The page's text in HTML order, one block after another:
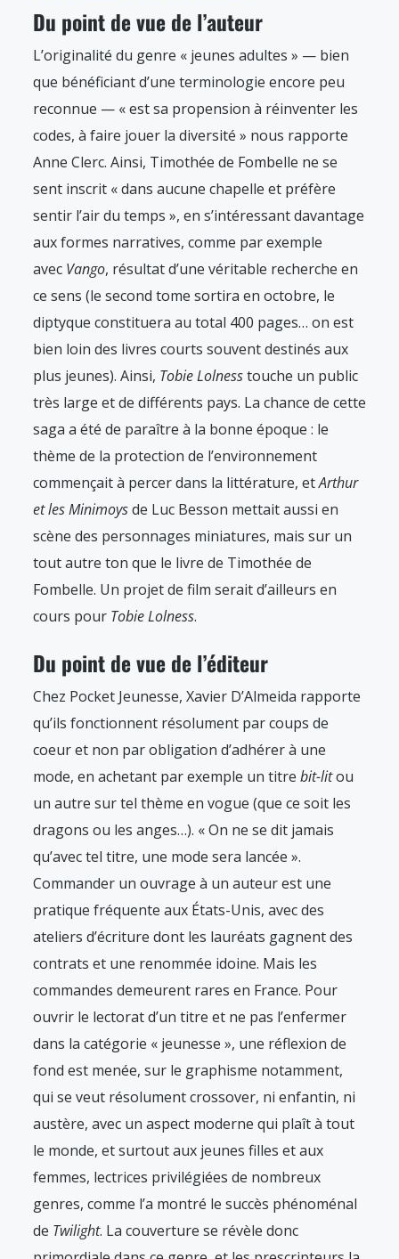
Du point de vue de l’auteur
L’originalité du genre « jeunes adultes » — bien
que bénéficiant d’une terminologie encore peu
reconnue — « est sa propension à réinventer les
codes, à faire jouer la diversité » nous rapporte
Anne Clerc. Ainsi, Timothée de Fombelle ne se
sent inscrit « dans aucune chapelle et préfère
sentir l’air du temps », en s’intéressant davantage
aux formes narratives, comme par exemple
avec Vango, résultat d’une véritable recherche en
ce sens (le second tome sortira en octobre, le
diptyque constituera au total 400 pages… on est
bien loin des livres courts souvent destinés aux
plus jeunes). Ainsi, Tobie Lolnesstouche un public
très large et de différents pays. La chance de cette
saga a été de paraître à la bonne époque : le
thème de la protection de l’environnement
commençait à percer dans la littérature, etArthur
et les Minimoysde Luc Besson mettait aussi en
scène des personnages miniatures, mais sur un
tout autre ton que le livre de Timothée de
Fombelle. Un projet de film serait d’ailleurs en
cours pour Tobie Lolness.
Du point de vue de l’éditeur
Chez Pocket Jeunesse, Xavier D’Almeida rapporte
qu’ils fonctionnent résolument par coups de
coeur et non par obligation d’adhérer à une
mode, en achetant par exemple un titre bit-litou
un autre sur tel thème en vogue (que ce soit les
dragons ou les anges…). « On ne se dit jamais
qu’avec tel titre, une mode sera lancée ».
Commander un ouvrage à un auteur est une
pratique fréquente aux États-Unis, avec des
ateliers d’écriture dont les lauréats gagnent des
contrats et une renommée idoine. Mais les
commandes demeurent rares en France. Pour
ouvrir le lectorat d’un titre et ne pas l’enfermer
dans la catégorie « jeunesse », une réflexion de
fond est menée, sur le graphisme notamment,
qui se veut résolument crossover, ni enfantin, ni
austère, avec un aspect moderne qui plaît à tout
le monde, et surtout aux jeunes filles et aux
femmes, lectrices privilégiées de nombreux
genres, comme l’a montré le succès phénoménal
de Twilight. La couverture se révèle donc